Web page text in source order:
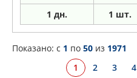
1 дн. 1 шт.
Показано: c 1 по 50 из 1971
1
2 3 4